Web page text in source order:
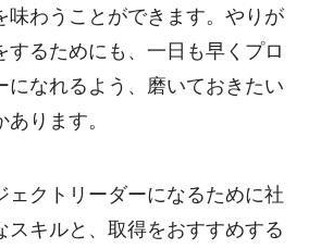
味わうことができます。やりが
するためにも、一日も早くプロ
になれるよう、磨いておきたい
ります。
ェクトリーダーになるために社
スキルと、取得をおすすめする